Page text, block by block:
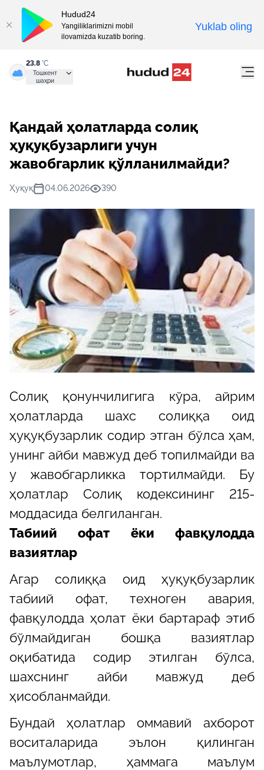
23.8 °C
Тошкент
шаҳри
Қандай ҳолатларда солиқ
ҳуқуқбузарлиги учун
жавобгарлик қўлланилмайди?
Ҳуқуқ 04.06.2026 390
Солиқ қонунчилигига кўра, айрим
ҳолатларда шахс солиққа оид
ҳуқуқбузарлик содир этган бўлса ҳам,
унинг айби мавжуд деб топилмайди ва
у жавобгарликка тортилмайди. Бу
ҳолатлар Солиқ кодексининг 215-
моддасида белгиланган.
Табиий офат ёки фавқулодда
вазиятлар
Агар солиққа оид ҳуқуқбузарлик
табиий офат, техноген авария,
фавқулодда ҳолат ёки бартараф этиб
бўлмайдиган бошқа вазиятлар
оқибатида содир этилган бўлса,
шахснинг айби мавжуд деб
ҳисобланмайди.
Бундай ҳолатлар оммавий ахборот
воситаларида эълон қилинган
маълумотлар, ҳаммага маълум
Hudud24
Yangiliklarimizni mobil
ilovamizda kuzatib boring.
Yuklab oling